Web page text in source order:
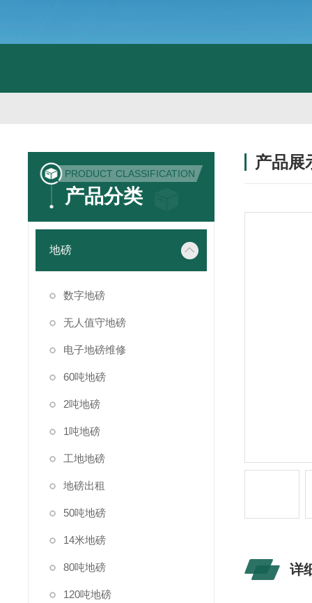
PRODUCT CLASSIFICATION
产品分类
地磅
数字地磅
无人值守地磅
电子地磅维修
60吨地磅
2吨地磅
1吨地磅
工地地磅
地磅出租
50吨地磅
14米地磅
80吨地磅
120吨地磅
产品展
详